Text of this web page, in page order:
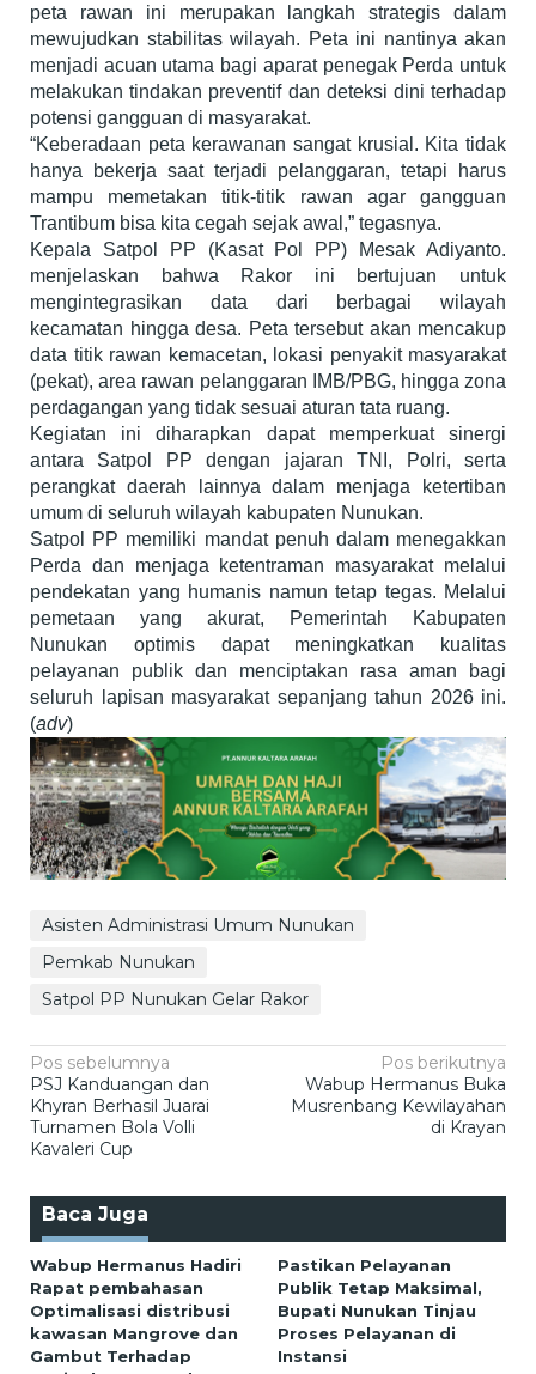
peta rawan ini merupakan langkah strategis dalam
mewujudkan stabilitas wilayah. Peta ini nantinya akan
menjadi acuan utama bagi aparat penegak Perda untuk
melakukan tindakan preventif dan deteksi dini terhadap
potensi gangguan di masyarakat.
“Keberadaan peta kerawanan sangat krusial. Kita tidak
hanya bekerja saat terjadi pelanggaran, tetapi harus
mampu memetakan titik-titik rawan agar gangguan
Trantibum bisa kita cegah sejak awal,” tegasnya.
Kepala Satpol PP (Kasat Pol PP) Mesak Adiyanto.
menjelaskan bahwa Rakor ini bertujuan untuk
mengintegrasikan data dari berbagai wilayah
kecamatan hingga desa. Peta tersebut akan mencakup
data titik rawan kemacetan, lokasi penyakit masyarakat
(pekat), area rawan pelanggaran IMB/PBG, hingga zona
perdagangan yang tidak sesuai aturan tata ruang.
Kegiatan ini diharapkan dapat memperkuat sinergi
antara Satpol PP dengan jajaran TNI, Polri, serta
perangkat daerah lainnya dalam menjaga ketertiban
umum di seluruh wilayah kabupaten Nunukan.
Satpol PP memiliki mandat penuh dalam menegakkan
Perda dan menjaga ketentraman masyarakat melalui
pendekatan yang humanis namun tetap tegas. Melalui
pemetaan yang akurat, Pemerintah Kabupaten
Nunukan optimis dapat meningkatkan kualitas
pelayanan publik dan menciptakan rasa aman bagi
seluruh lapisan masyarakat sepanjang tahun 2026 ini.
(adv)
Asisten Administrasi Umum Nunukan
Pemkab Nunukan
Satpol PP Nunukan Gelar Rakor
Navigasi
pos
Pos sebelumnya
PSJ Kanduangan dan
Khyran Berhasil Juarai
Turnamen Bola Volli
Kavaleri Cup
Pos berikutnya
Wabup Hermanus Buka
Musrenbang Kewilayahan
di Krayan
Baca Juga
Wabup Hermanus Hadiri
Rapat pembahasan
Optimalisasi distribusi
kawasan Mangrove dan
Gambut Terhadap
Pastikan Pelayanan
Publik Tetap Maksimal,
Bupati Nunukan Tinjau
Proses Pelayanan di
Instansi